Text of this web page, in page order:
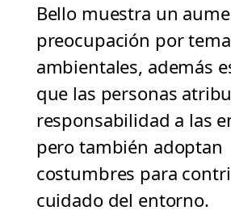
Bello muestra un
preocupación por
ambientales, además
que las personas
responsabilidad a las
pero también adoptan
costumbres para
cuidado del entorno.